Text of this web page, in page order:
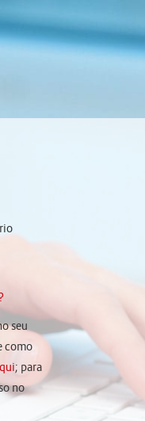
seu
como
; para
no